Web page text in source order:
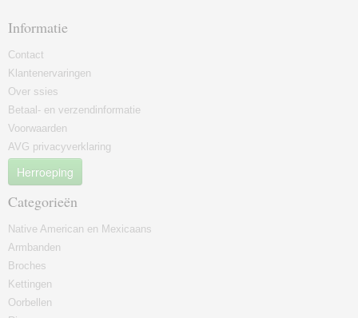
Informatie
Contact
Klantenervaringen
Over ssies
Betaal- en verzendinformatie
Voorwaarden
AVG privacyverklaring
Herroeping
Categorieën
Native American en Mexicaans
Armbanden
Broches
Kettingen
Oorbellen